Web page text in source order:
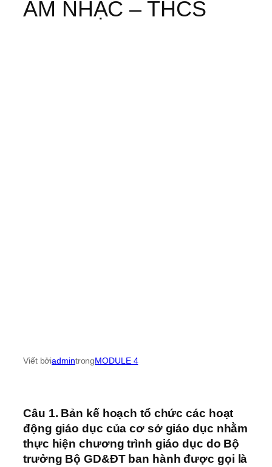
ÂM NHẠC – THCS
Viết bởiadmintrongMODULE 4
Câu 1. Bản kế hoạch tổ chức các hoạt
động giáo dục của cơ sở giáo dục nhằm
thực hiện chương trình giáo dục do Bộ
trưởng Bộ GD&ĐT ban hành được gọi là